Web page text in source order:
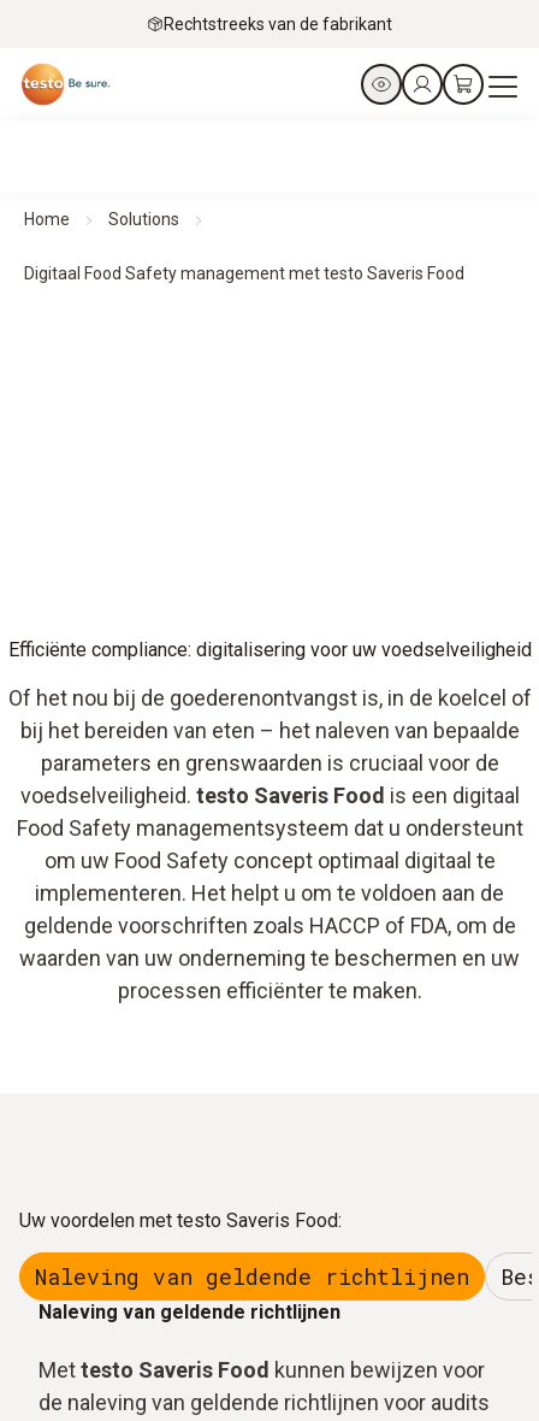
Rechtstreeks van de fabrikant
Home Solutions
Digitaal Food Safety management met testo Saveris Food
Efficiënte compliance: digitalisering voor uw voedselveiligheid
Of het nou bij de goederenontvangst is, in de koelcel of
bij het bereiden van eten – het naleven van bepaalde
parameters en grenswaarden is cruciaal voor de
voedselveiligheid. testo Saveris Food is een digitaal
Food Safety managementsysteem dat u ondersteunt
om uw Food Safety concept optimaal digitaal te
implementeren. Het helpt u om te voldoen aan de
geldende voorschriften zoals HACCP of FDA, om de
waarden van uw onderneming te beschermen en uw
processen efficiënter te maken.
Uw voordelen met testo Saveris Food:
Naleving van geldende richtlijnen
Naleving van geldende richtlijnen
Mettesto Saveris Food kunnen bewijzen voor
de naleving van geldende richtlijnen voor audits